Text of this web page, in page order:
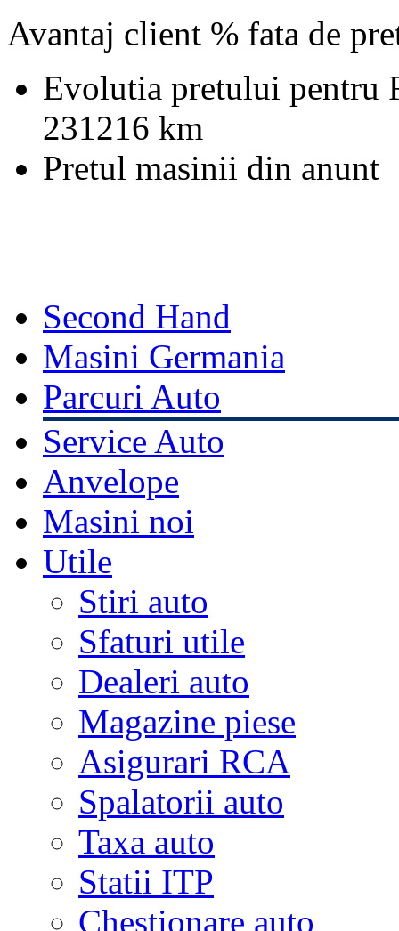
Avantaj client % fata de
Evolutia pretului pentru
231216 km
Pretul masinii din anunt
Second Hand
Masini Germania
Parcuri Auto
Service Auto
Anvelope
Masini noi
Utile
Stiri auto
Sfaturi utile
Dealeri auto
Magazine piese
Asigurari RCA
Spalatorii auto
Taxa auto
Statii ITP
Chestionare auto